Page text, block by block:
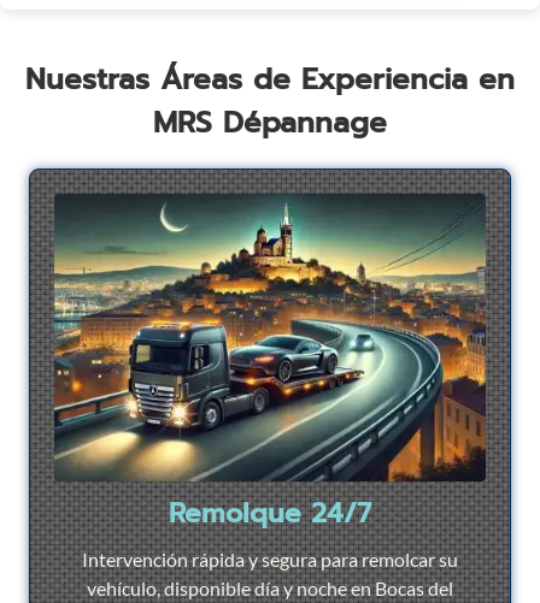
Nuestras Áreas de Experiencia en
MRS Dépannage
Remolque 24/7
Intervención rápida y segura para remolcar su
vehículo, disponible día y noche en Bocas del